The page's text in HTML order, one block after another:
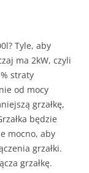
Tyle, aby
ma 2kW, czyli
straty
od mocy
grzałkę,
będzie
mocno, aby
grzałki.
grzałkę.